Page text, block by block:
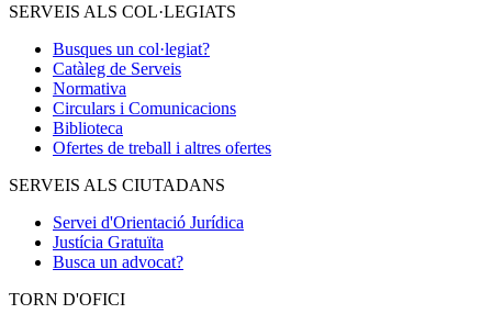
SERVEIS ALS COL·LEGIATS
Busques un col·legiat?
Catàleg de Serveis
Normativa
Circulars i Comunicacions
Biblioteca
Ofertes de treball i altres ofertes
SERVEIS ALS CIUTADANS
Servei d'Orientació Jurídica
Justícia Gratuïta
Busca un advocat?
TORN D'OFICI